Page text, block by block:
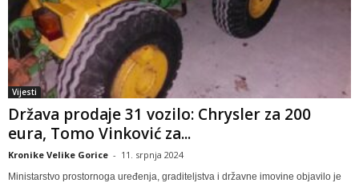
Vijesti
Država prodaje 31 vozilo: Chrysler za 200
eura, Tomo Vinković za...
Kronike Velike Gorice - 11. srpnja 2024
Ministarstvo prostornoga uređenja, graditeljstva i državne imovine objavilo je